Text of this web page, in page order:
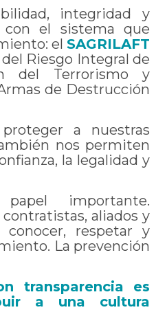
integridad y
con el sistema que
el SAGRILAFT
Riesgo Integral de
del Terrorismo y
de Destrucción
a nuestras
nos permiten
la legalidad y
importante.
aliados y
respetar y
La prevención
transparencia es
a una cultura